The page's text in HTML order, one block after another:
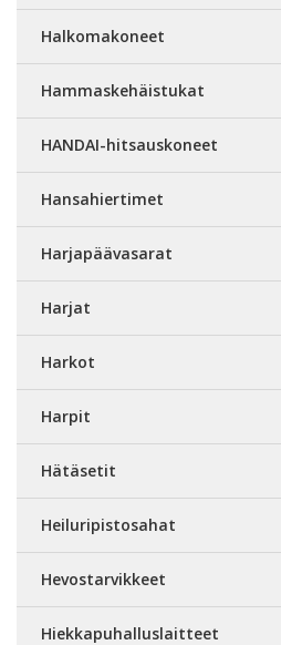
Halkomakoneet
Hammaskehäistukat
HANDAI-hitsauskoneet
Hansahiertimet
Harjapäävasarat
Harjat
Harkot
Harpit
Hätäsetit
Heiluripistosahat
Hevostarvikkeet
Hiekkapuhalluslaitteet